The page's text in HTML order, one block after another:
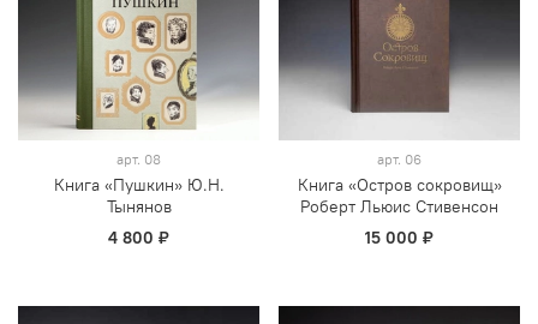
арт. 08
Книга «Пушкин» Ю.Н.
Тынянов
4 800 ₽
арт. 06
Книга «Остров сокровищ»
Роберт Льюис Стивенсон
15 000 ₽